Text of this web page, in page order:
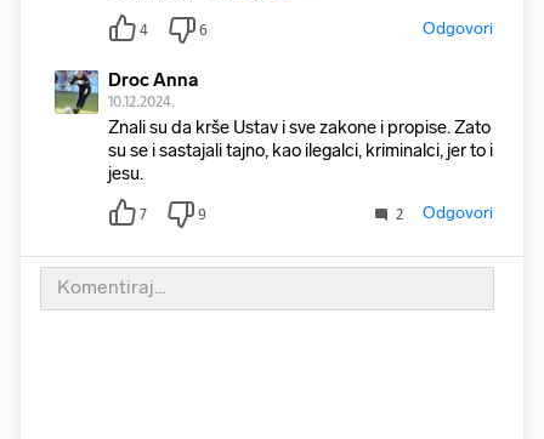
4 6 Odgovori
Droc Anna
10.12.2024.
Znali su da krše Ustav i sve zakone i propise. Zato
su se i sastajali tajno, kao ilegalci, kriminalci, jer to i
jesu.
7 9 2 Odgovori